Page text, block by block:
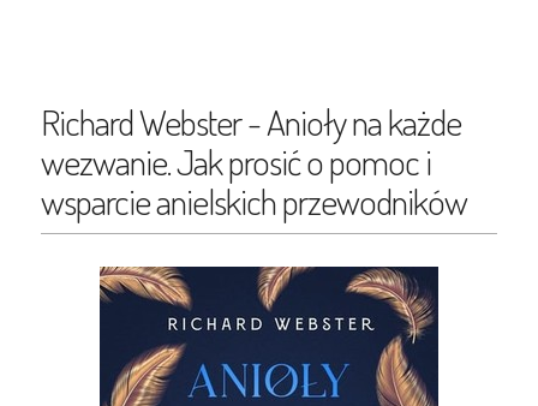
Richard Webster - Anioły na każde
wezwanie. Jak prosić o pomoc i
wsparcie anielskich przewodników